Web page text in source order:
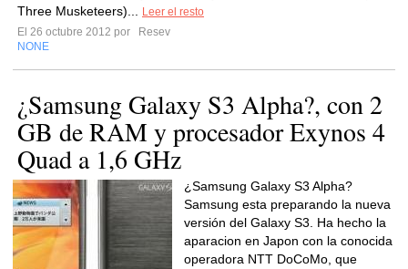
Three Musketeers)...
Leer el resto
El 26 octubre 2012 por
Resev
NONE
¿Samsung Galaxy S3 Alpha?, con 2
GB de RAM y procesador Exynos 4
Quad a 1,6 GHz
¿Samsung Galaxy S3 Alpha?
Samsung esta preparando la nueva
versión del Galaxy S3. Ha hecho la
aparacion en Japon con la conocida
operadora NTT DoCoMo, que